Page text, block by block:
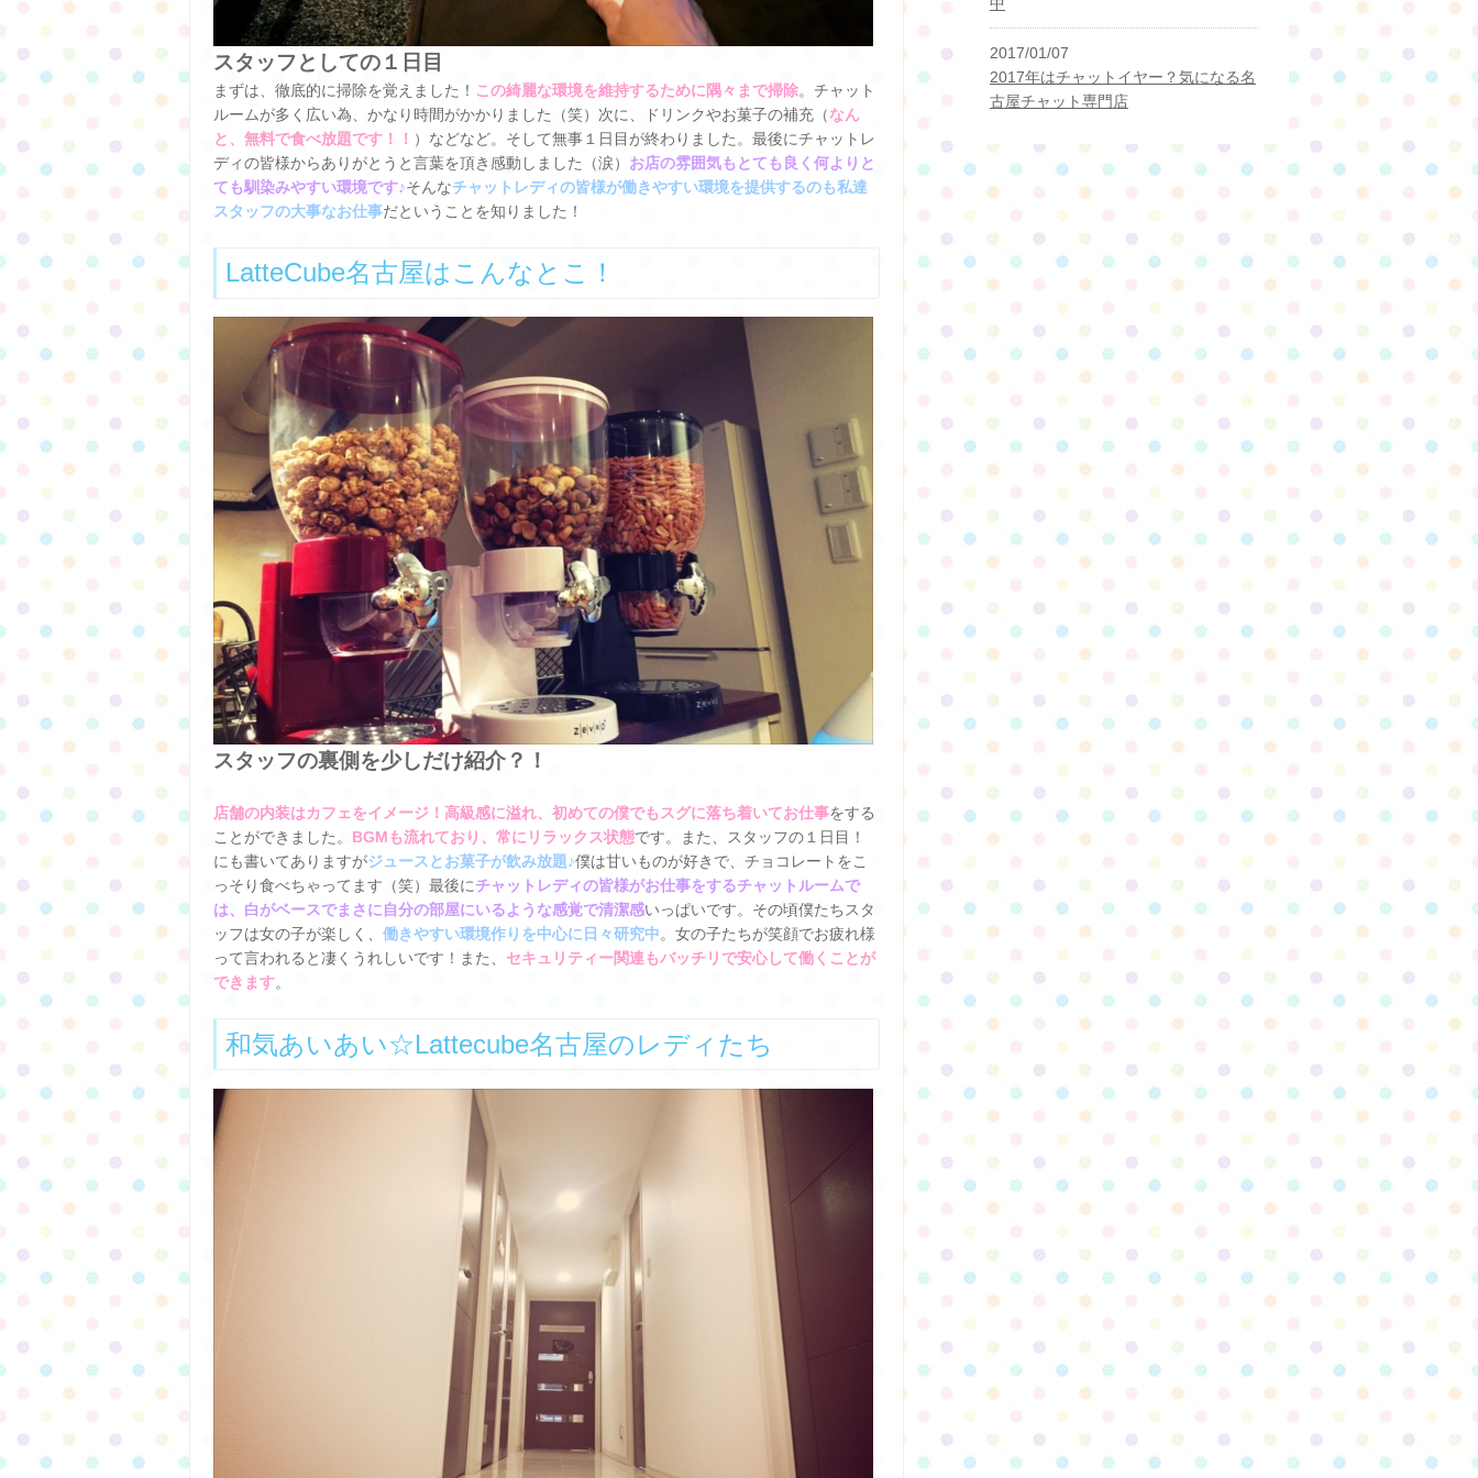
スタッフとしての１日目
まずは、徹底的に掃除を覚えました！ この綺麗な環境を維持するために隅々まで掃除。チャット
ルームが多く広い為、かなり時間がかかりました（笑）次に、ドリンクやお菓子の補充（なん
と、無料で食べ放題です！！ ）などなど。そして無事１日目が終わりました。最後にチャットレ
ディの皆様からありがとうと言葉を頂き感動しました（涙） お店の雰囲気もとても良く何よりと
ても馴染みやすい環境です♪そんなチャットレディの皆様が働きやすい環境を提供するのも私達
スタッフの大事なお仕事だということを知りました！
LatteCube名古屋はこんなとこ！
スタッフの裏側を少しだけ紹介？！
店舗の内装はカフェをイメージ！高級感に溢れ、初めての僕でもスグに落ち着いてお仕事をする
ことができました。 BGMも流れており、常にリラックス状態です。また、スタッフの１日目！
にも書いてありますがジュースとお菓子が飲み放題♪僕は甘いものが好きで、チョコレートをこ
っそり食べちゃってます（笑）最後にチャットレディの皆様がお仕事をするチャットルームで
は、白がベースでまさに自分の部屋にいるような感覚で清潔感いっぱいです。その頃僕たちスタ
ッフは女の子が楽しく、 働きやすい環境作りを中心に日々研究中。女の子たちが笑顔でお疲れ様
って言われると凄くうれしいです！また、 セキュリティー関連もバッチリで安心して働くことが
できます。
和気あいあい☆Lattecube名古屋のレディたち
2017/01/07
2017年はチャットイヤー？気になる名
古屋チャット専門店